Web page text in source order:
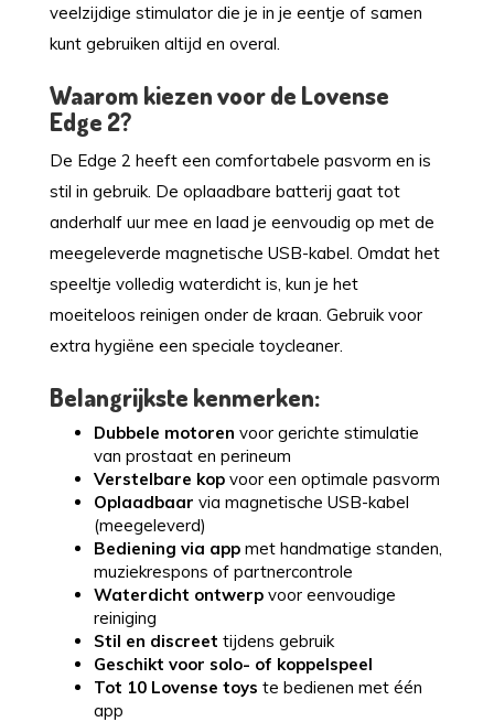
veelzijdige stimulator die je in je eentje of samen
kunt gebruiken altijd en overal.
Waarom kiezen voor de Lovense
Edge 2?
De Edge 2 heeft een comfortabele pasvorm en is
stil in gebruik. De oplaadbare batterij gaat tot
anderhalf uur mee en laad je eenvoudig op met de
meegeleverde magnetische USB-kabel. Omdat het
speeltje volledig waterdicht is, kun je het
moeiteloos reinigen onder de kraan. Gebruik voor
extra hygiëne een speciale toycleaner.
Belangrijkste kenmerken:
Dubbele motoren voor gerichte stimulatie
van prostaat en perineum
Verstelbare kop voor een optimale pasvorm
Oplaadbaar via magnetische USB-kabel
(meegeleverd)
Bediening via app met handmatige standen,
muziekrespons of partnercontrole
Waterdicht ontwerp voor eenvoudige
reiniging
Stil en discreet tijdens gebruik
Geschikt voor solo- of koppelspeel
Tot 10 Lovense toys te bedienen met één
app